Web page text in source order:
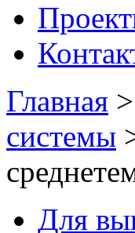
Главная >
системы
Для